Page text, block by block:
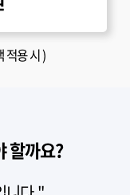
적용 시 )
할까요?